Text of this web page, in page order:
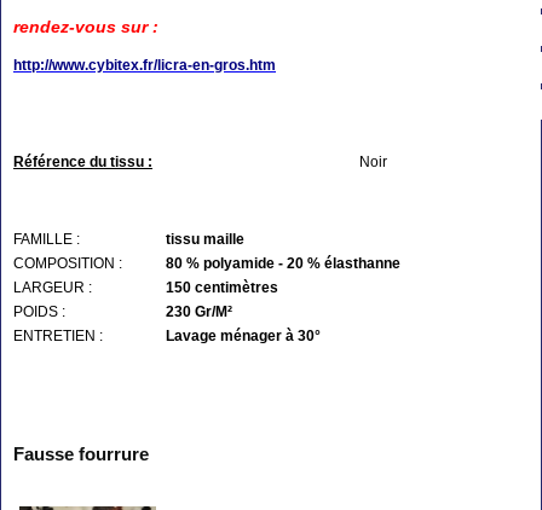
rendez-vous sur :
http://www.cybitex.fr/licra-en-gros.htm
Référence du tissu : Noir
FAMILLE :
tissu maille
COMPOSITION :
80 % polyamide - 20 % élasthanne
LARGEUR :
150 centimètres
POIDS :
230 Gr/M²
ENTRETIEN :
Lavage ménager à 30°
Fausse fourrure